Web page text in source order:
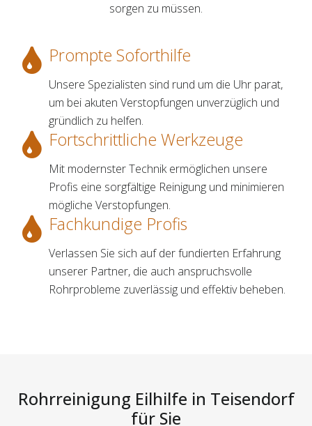
sorgen zu müssen.
Prompte Soforthilfe
Unsere Spezialisten sind rund um die Uhr parat,
um bei akuten Verstopfungen unverzüglich und
gründlich zu helfen.
Fortschrittliche Werkzeuge
Mit modernster Technik ermöglichen unsere
Profis eine sorgfältige Reinigung und minimieren
mögliche Verstopfungen.
Fachkundige Profis
Verlassen Sie sich auf der fundierten Erfahrung
unserer Partner, die auch anspruchsvolle
Rohrprobleme zuverlässig und effektiv beheben.
Rohrreinigung Eilhilfe in Teisendorf
für Sie